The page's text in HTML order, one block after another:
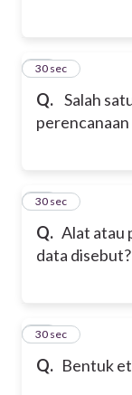
Q. Salah
23
30 sec
Q. Alat atau
data disebut?
24
30 sec
Q. Bentuk
25
30 sec